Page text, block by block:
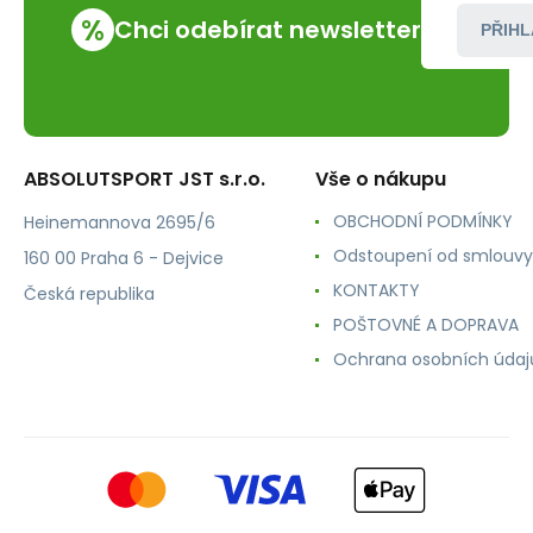
% Chci odebírat newsletter
ABSOLUTSPORT JST s.r.o.
Heinemannova 2695/6
160 00 Praha 6 - Dejvice
Česká republika
Vše o nákupu
OBCHODNÍ PODMÍNKY
Odstoupení od smlouvy
KONTAKTY
POŠTOVNÉ A DOPRAVA
Ochrana osobních